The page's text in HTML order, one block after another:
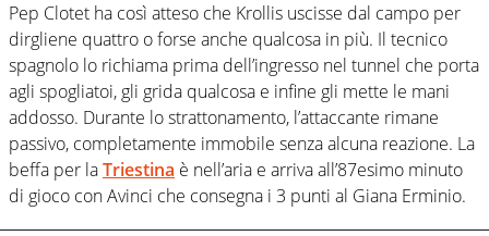
Pep Clotet ha così atteso che Krollis uscisse dal campo per
dirgliene quattro o forse anche qualcosa in più. Il tecnico
spagnolo lo richiama prima dell’ingresso nel tunnel che porta
agli spogliatoi, gli grida qualcosa e infine gli mette le mani
addosso. Durante lo strattonamento, l’attaccante rimane
passivo, completamente immobile senza alcuna reazione. La
beffa per laTriestina è nell’aria e arriva all’87esimo minuto
di gioco con Avinci che consegna i 3 punti al Giana Erminio.